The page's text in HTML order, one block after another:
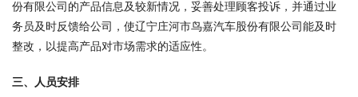
份有限公司的产品信息及较新情况，妥善处理顾客投诉，并通过业
务员及时反馈给公司，使辽宁庄河市鸟嘉汽车股份有限公司能及时
整改，以提高产品对市场需求的适应性。
三、人员安排